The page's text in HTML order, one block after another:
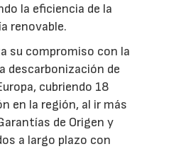
la eficiencia de la
renovable.
su compromiso con la
descarbonización de
cubriendo 18
en la región, al ir más
de Origen y
a largo plazo con